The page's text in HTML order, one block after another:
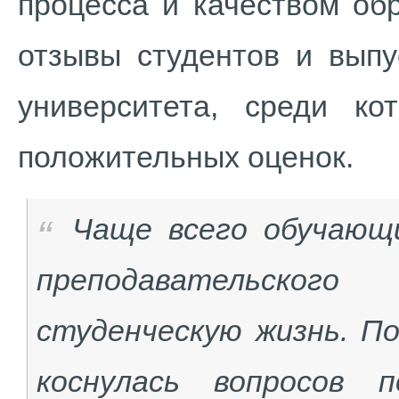
отзывы студентов и
университета, среди
положительных оценок.
Чаще всего
студенческую жизнь.
коснулась вопросов